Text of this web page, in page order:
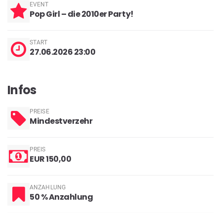
EVENT
Pop Girl – die 2010er Party!
START
27.06.2026 23:00
Infos
PREISE
Mindestverzehr
PREIS
EUR 150,00
ANZAHLUNG
50 % Anzahlung